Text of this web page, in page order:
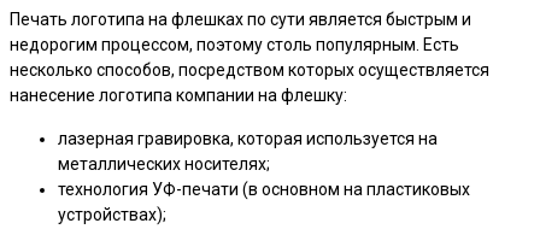
Печать логотипа на флешках по сути является быстрым и
недорогим процессом, поэтому столь популярным. Есть
несколько способов, посредством которых осуществляется
нанесение логотипа компании на флешку:
лазерная гравировка, которая используется на
металлических носителях;
технология УФ-печати (в основном на пластиковых
устройствах);